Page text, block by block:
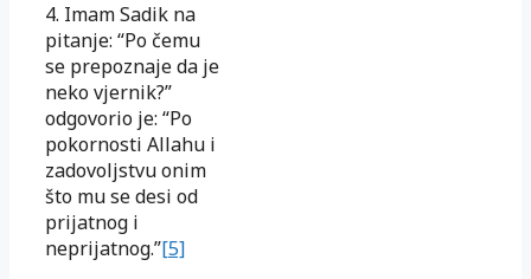
4. Imam Sadik na
pitanje: “Po čemu
se prepoznaje da je
neko vjernik?”
odgovorio je: “Po
pokornosti Allahu i
zadovoljstvu onim
što mu se desi od
prijatnog i
neprijatnog.”[5]